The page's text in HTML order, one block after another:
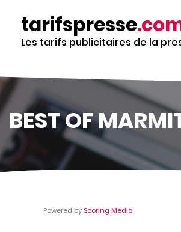
contenu
principal
tarifspresse
Les tarifs publicitaires de la
BEST OF
Powered by Scoring Media